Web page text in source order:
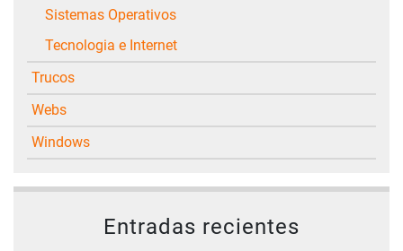
Sistemas Operativos
Tecnologia e Internet
Trucos
Webs
Windows
Entradas recientes